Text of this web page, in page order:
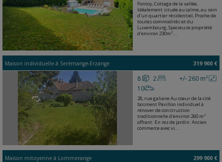
Fontoy, Cottage de la vallée,
Idéalement située au calme, au sein
d'un quartier résidentiel, Proche de
toutes commodités et du
Luxembourg, Spacieuse propriété
d'environ 230m²...
Maison individuelle à Serémange-Erzange 319 900 €
+/- 260 m²
8
2
10
28, rue galiane Au coeur de la cité
bosment Pavillon individuel à
rénover de construction
traditionnelle d'environ 260 m²
offrant: En rez de jardin: Ancien
commerce avec vi...
Maison mitoyenne à Lommerange 299 900 €